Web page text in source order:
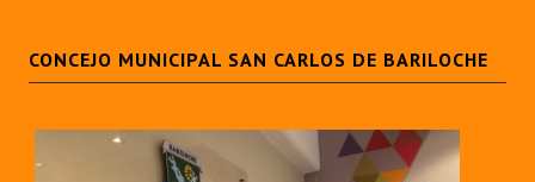
CONCEJO MUNICIPAL SAN CARLOS DE BARILOCHE